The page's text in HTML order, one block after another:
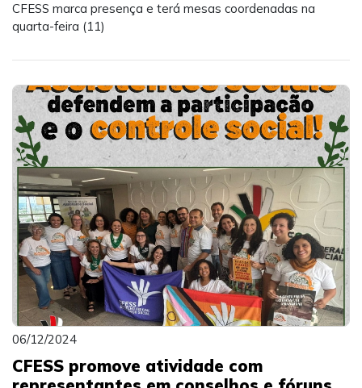
CFESS marca presença e terá mesas coordenadas na
quarta-feira (11)
06/12/2024
CFESS promove atividade com